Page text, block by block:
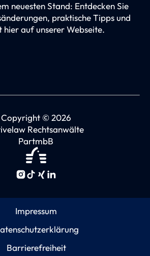
neuesten Stand: Entdecken Sie
praktische Tipps und
hier auf unserer Webseite.
Copyright © 2026
Rechtsanwälte
PartmbB
Impressum
Barrierefreiheit